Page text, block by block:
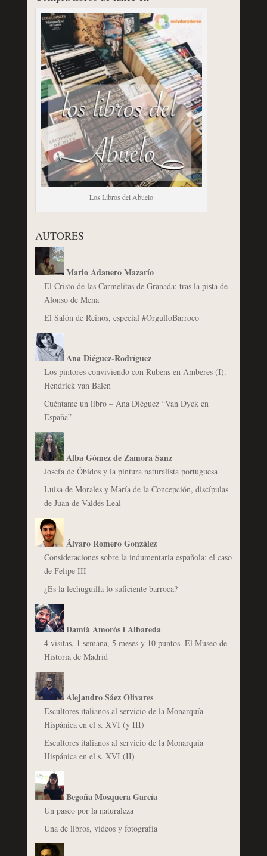
Los Libros del Abuelo
AUTORES
Mario Adanero Mazarío
El Cristo de las Carmelitas de Granada: tras la pista de
Alonso de Mena
El Salón de Reinos, especial #OrgulloBarroco
Ana Diéguez-Rodríguez
Los pintores conviviendo con Rubens en Amberes (I).
Hendrick van Balen
Cuéntame un libro – Ana Diéguez “Van Dyck en
España”
Alba Gómez de Zamora Sanz
Josefa de Óbidos y la pintura naturalista portuguesa
Luisa de Morales y María de la Concepción, discípulas
de Juan de Valdés Leal
Álvaro Romero González
Consideraciones sobre la indumentaria española: el caso
de Felipe III
¿Es la lechuguilla lo suficiente barroca?
Damià Amorós i Albareda
4 visitas, 1 semana, 5 meses y 10 puntos. El Museo de
Historia de Madrid
Alejandro Sáez Olivares
Escultores italianos al servicio de la Monarquía
Hispánica en el s. XVI (y III)
Escultores italianos al servicio de la Monarquía
Hispánica en el s. XVI (II)
Begoña Mosquera García
Un paseo por la naturaleza
Una de libros, vídeos y fotografía